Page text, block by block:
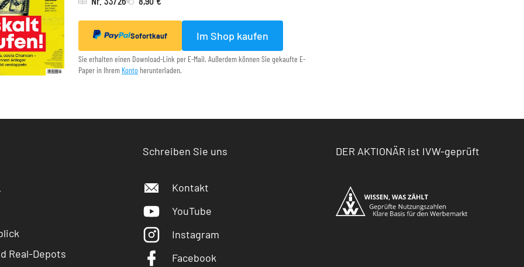
Sofortkauf Im Shop kaufen
Sie erhalten einen Download-Link per E-Mail. Außerdem können Sie gekaufte E-
Paper in Ihrem Konto herunterladen.
Real-Depots
Schreiben Sie uns
Kontakt
YouTube
Instagram
Facebook
DER AKTIONÄR ist IVW-geprüft